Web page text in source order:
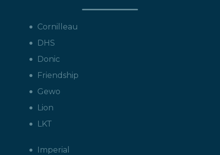
Cornilleau
DHS
Donic
Friendship
Gewo
Lion
LKT
Imperial